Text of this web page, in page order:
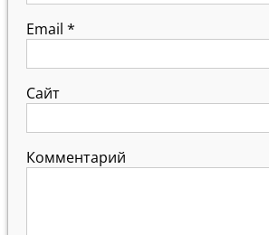
Email *
Сайт
Комментарий